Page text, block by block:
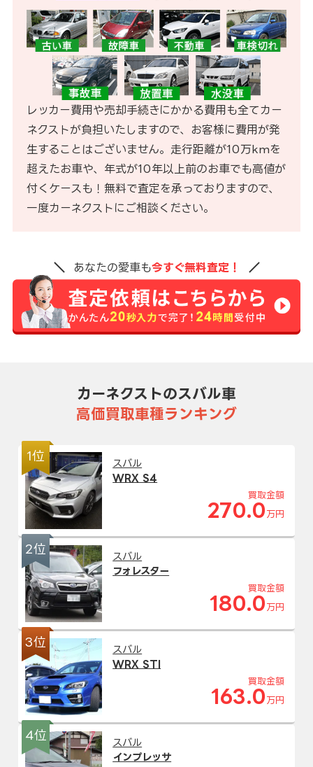
レッカー費用や売却手続きにかかる費用も全てカー
ネクストが負担いたしますので、お客様に費用が発
生することはございません。走行距離が10万kmを
超えたお車や、年式が10年以上前のお車でも高値が
付くケースも！無料で査定を承っておりますので、
一度カーネクストにご相談ください。
あなたの愛車も今すぐ無料査定！
カーネクストのスバル車
高価買取車種ランキング
1位
スバル
WRX S4
買取金額
270.0 万円
2位
スバル
フォレスター
買取金額
180.0 万円
3位
スバル
WRX STI
買取金額
163.0 万円
4位
スバル
インプレッサ